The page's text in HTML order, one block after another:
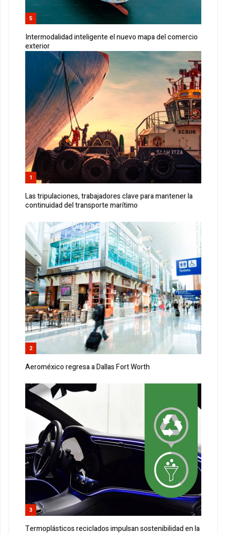
5
Intermodalidad inteligente el nuevo mapa del comercio
exterior
1
Las tripulaciones, trabajadores clave para mantener la
continuidad del transporte marítimo
2
Aeroméxico regresa a Dallas Fort Worth
3
Termoplásticos reciclados impulsan sostenibilidad en la